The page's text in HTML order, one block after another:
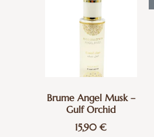
Brume Angel Musk –
Gulf Orchid
15,90€